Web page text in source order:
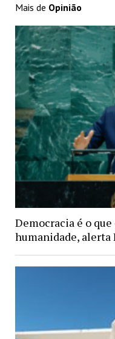
Mais de Opinião
Democracia é o
humanidade, alerta